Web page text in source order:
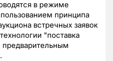
в режиме
принципа
встречных заявок
"поставка
предварительным